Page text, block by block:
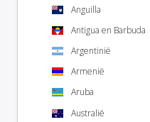
Anguilla
Antigua en Barbuda
Argentinië
Armenië
Aruba
Australië